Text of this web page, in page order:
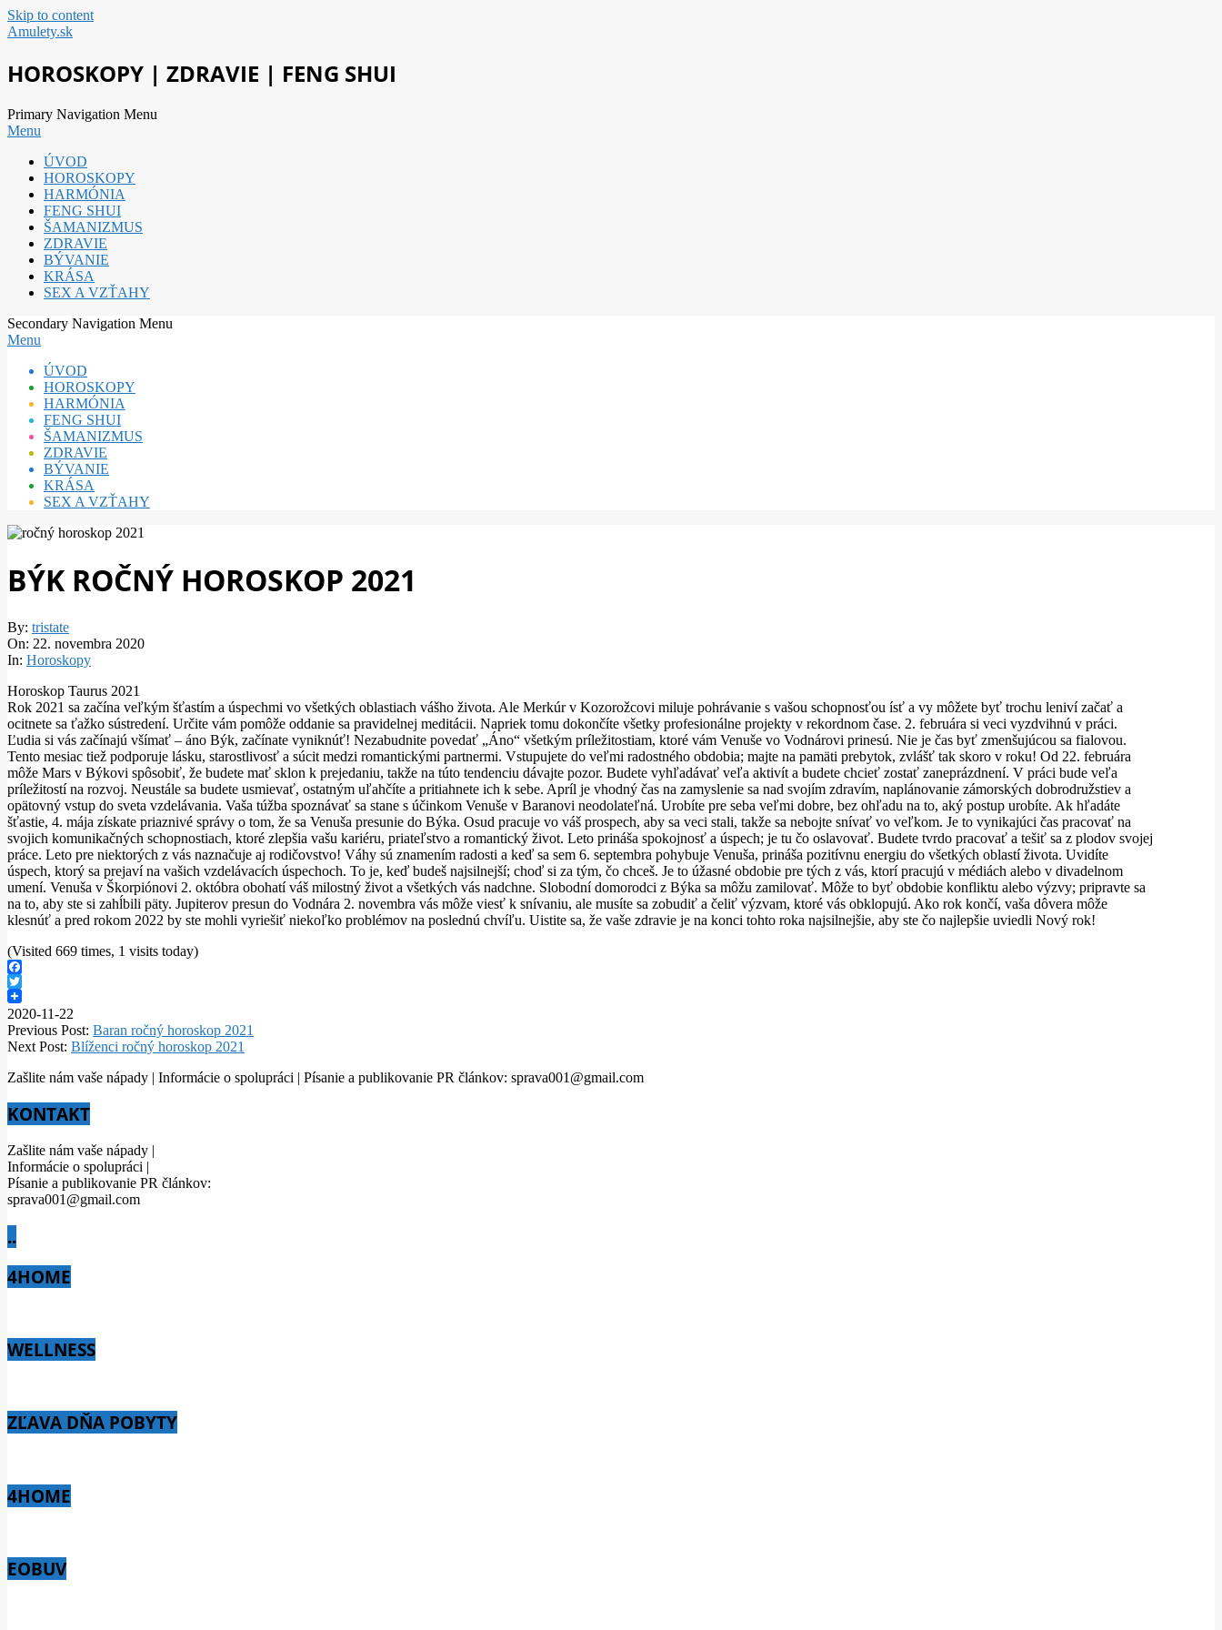
Skip to content
Amulety.sk
HOROSKOPY | ZDRAVIE | FENG SHUI
Primary Navigation Menu
Menu
ÚVOD
HOROSKOPY
HARMÓNIA
FENG SHUI
ŠAMANIZMUS
ZDRAVIE
BÝVANIE
KRÁSA
SEX A VZŤAHY
Secondary Navigation Menu
Menu
ÚVOD
HOROSKOPY
HARMÓNIA
FENG SHUI
ŠAMANIZMUS
ZDRAVIE
BÝVANIE
KRÁSA
SEX A VZŤAHY
BÝK ROČNÝ HOROSKOP 2021
By: tristate
On: 22. novembra 2020
In: Horoskopy
Horoskop Taurus 2021
Rok 2021 sa začína veľkým šťastím a úspechmi vo všetkých oblastiach vášho života. Ale Merkúr v Kozorožcovi miluje pohrávanie s vašou schopnosťou ísť a vy môžete byť trochu leniví začať a
ocitnete sa ťažko sústredení. Určite vám pomôže oddanie sa pravidelnej meditácii. Napriek tomu dokončíte všetky profesionálne projekty v rekordnom čase. 2. februára si veci vyzdvihnú v práci.
Ľudia si vás začínajú všímať – áno Býk, začínate vyniknúť! Nezabudnite povedať „Áno“ všetkým príležitostiam, ktoré vám Venuše vo Vodnárovi prinesú. Nie je čas byť zmenšujúcou sa fialovou.
Tento mesiac tiež podporuje lásku, starostlivosť a súcit medzi romantickými partnermi. Vstupujete do veľmi radostného obdobia; majte na pamäti prebytok, zvlášť tak skoro v roku! Od 22. februára
môže Mars v Býkovi spôsobiť, že budete mať sklon k prejedaniu, takže na túto tendenciu dávajte pozor. Budete vyhľadávať veľa aktivít a budete chcieť zostať zaneprázdnení. V práci bude veľa
príležitostí na rozvoj. Neustále sa budete usmievať, ostatným uľahčíte a pritiahnete ich k sebe. Apríl je vhodný čas na zamyslenie sa nad svojím zdravím, naplánovanie zámorských dobrodružstiev a
opätovný vstup do sveta vzdelávania. Vaša túžba spoznávať sa stane s účinkom Venuše v Baranovi neodolateľná. Urobíte pre seba veľmi dobre, bez ohľadu na to, aký postup urobíte. Ak hľadáte
šťastie, 4. mája získate priaznivé správy o tom, že sa Venuša presunie do Býka. Osud pracuje vo váš prospech, aby sa veci stali, takže sa nebojte snívať vo veľkom. Je to vynikajúci čas pracovať na
svojich komunikačných schopnostiach, ktoré zlepšia vašu kariéru, priateľstvo a romantický život. Leto prináša spokojnosť a úspech; je tu čo oslavovať. Budete tvrdo pracovať a tešiť sa z plodov svojej
práce. Leto pre niektorých z vás naznačuje aj rodičovstvo! Váhy sú znamením radosti a keď sa sem 6. septembra pohybuje Venuša, prináša pozitívnu energiu do všetkých oblastí života. Uvidíte
úspech, ktorý sa prejaví na vašich vzdelávacích úspechoch. To je, keď budeš najsilnejší; choď si za tým, čo chceš. Je to úžasné obdobie pre tých z vás, ktorí pracujú v médiách alebo v divadelnom
umení. Venuša v Škorpiónovi 2. októbra obohatí váš milostný život a všetkých vás nadchne. Slobodní domorodci z Býka sa môžu zamilovať. Môže to byť obdobie konfliktu alebo výzvy; pripravte sa
na to, aby ste si zahĺbili päty. Jupiterov presun do Vodnára 2. novembra vás môže viesť k snívaniu, ale musíte sa zobudiť a čeliť výzvam, ktoré vás obklopujú. Ako rok končí, vaša dôvera môže
klesnúť a pred rokom 2022 by ste mohli vyriešiť niekoľko problémov na poslednú chvíľu. Uistite sa, že vaše zdravie je na konci tohto roka najsilnejšie, aby ste čo najlepšie uviedli Nový rok!
(Visited 669 times, 1 visits today)
Facebook
Twitter
2020-11-22
Previous Post: Baran ročný horoskop 2021
Next Post: Blíženci ročný horoskop 2021
Zašlite nám vaše nápady | Informácie o spolupráci | Písanie a publikovanie PR článkov: sprava001@gmail.com
KONTAKT
Zašlite nám vaše nápady |
Informácie o spolupráci |
Písanie a publikovanie PR článkov:
sprava001@gmail.com
..
4HOME
WELLNESS
ZĽAVA DŇA POBYTY
4HOME
EOBUV